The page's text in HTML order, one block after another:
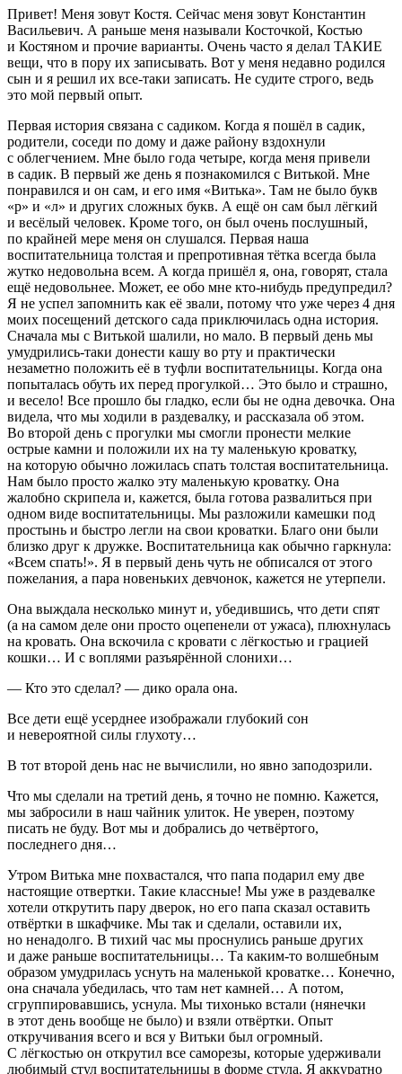
Привет! Меня зовут Костя. Сейчас меня зовут Константин
Васильевич. А раньше меня называли Косточкой, Костью
и Костяном и прочие варианты. Очень часто я делал ТАКИЕ
вещи, что в пору их записывать. Вот у меня недавно родился
сын и я решил их все-таки записать. Не судите строго, ведь
это мой первый опыт.
Первая история связана с садиком. Когда я пошёл в садик,
родители, соседи по дому и даже району вздохнули
с облегчением. Мне было года четыре, когда меня привели
в садик. В первый же день я познакомился с Витькой. Мне
понравился и он сам, и его имя «Витька». Там не было букв
«р» и «л» и других сложных букв. А ещё он сам был лёгкий
и весёлый человек. Кроме того, он был очень послушный,
по крайней мере меня он слушался. Первая наша
воспитательница толстая и препротивная тётка всегда была
жутко недовольна всем. А когда пришёл я, она, говорят, стала
ещё недовольнее. Может, ее обо мне кто-нибудь предупредил?
Я не успел запомнить как её звали, потому что уже через 4 дня
моих посещений детского сада приключилась одна история.
Сначала мы с Витькой шалили, но мало. В первый день мы
умудрились-таки донести кашу во рту и практически
незаметно положить её в туфли воспитательницы. Когда она
попыталась обуть их перед прогулкой… Это было и страшно,
и весело! Все прошло бы гладко, если бы не одна девочка. Она
видела, что мы ходили в раздевалку, и рассказала об этом.
Во второй день с прогулки мы смогли пронести мелкие
острые камни и положили их на ту маленькую кроватку,
на которую обычно ложилась спать толстая воспитательница.
Нам было просто жалко эту маленькую кроватку. Она
жалобно скрипела и, кажется, была готова развалиться при
одном виде воспитательницы. Мы разложили камешки под
простынь и быстро легли на свои кроватки. Благо они были
близко друг к дружке. Воспитательница как обычно гаркнула:
«Всем спать!». Я в первый день чуть не обписался от этого
пожелания, а пара новеньких девчонок, кажется не утерпели.
Она выждала несколько минут и, убедившись, что дети спят
(а на самом деле они просто оцепенели от ужаса), плюхнулась
на кровать. Она вскочила с кровати с лёгкостью и грацией
кошки… И с воплями разъярённой слонихи…
— Кто это сделал? — дико орала она.
Все дети ещё усерднее изображали глубокий сон
и невероятной силы глухоту…
В тот второй день нас не вычислили, но явно заподозрили.
Что мы сделали на третий день, я точно не помню. Кажется,
мы забросили в наш чайник улиток. Не уверен, поэтому
писать не буду. Вот мы и добрались до четвёртого,
последнего дня…
Утром Витька мне похвастался, что папа подарил ему две
настоящие отвертки. Такие классные! Мы уже в раздевалке
хотели открутить пару дверок, но его папа сказал оставить
отвёртки в шкафчике. Мы так и сделали, оставили их,
но ненадолго. В тихий час мы проснулись раньше других
и даже раньше воспитательницы… Та каким-то волшебным
образом умудрилась уснуть на маленькой кроватке… Конечно,
она сначала убедилась, что там нет камней… А потом,
сгруппировавшись, уснула. Мы тихонько встали (нянечки
в этот день вообще не было) и взяли отвёртки. Опыт
откручивания всего и вся у Витьки был огромный.
С лёгкостью он открутил все саморезы, которые удерживали
любимый стул воспитательницы в форме стула. Я аккуратно